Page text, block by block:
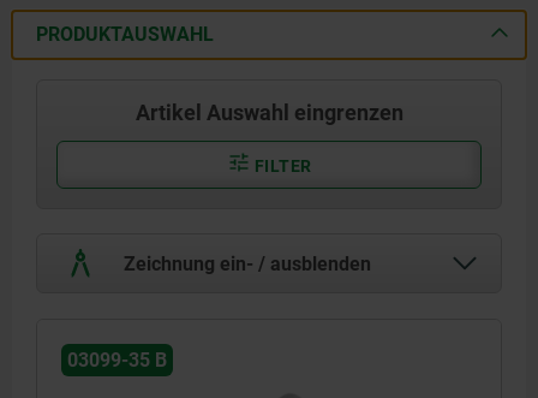
PRODUKTAUSWAHL
Artikel Auswahl eingrenzen
FILTER
Zeichnung ein- / ausblenden
03099-35 B